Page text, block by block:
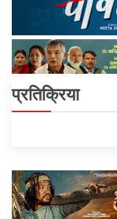
प्रतिक्रिया